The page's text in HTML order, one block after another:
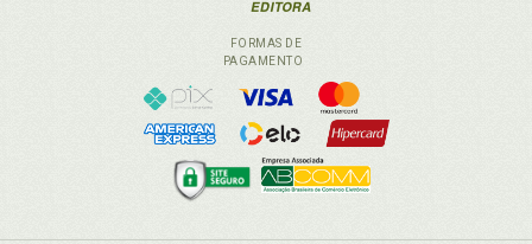
FORMAS DE
PAGAMENTO